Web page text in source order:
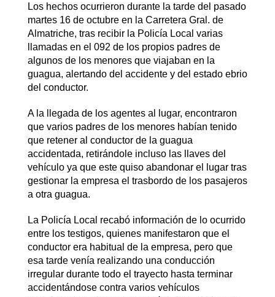
Los hechos ocurrieron durante la tarde del pasado
martes 16 de octubre en la Carretera Gral. de
Almatriche, tras recibir la Policía Local varias
llamadas en el 092 de los propios padres de
algunos de los menores que viajaban en la
guagua, alertando del accidente y del estado ebrio
del conductor.
A la llegada de los agentes al lugar, encontraron
que varios padres de los menores habían tenido
que retener al conductor de la guagua
accidentada, retirándole incluso las llaves del
vehículo ya que este quiso abandonar el lugar tras
gestionar la empresa el trasbordo de los pasajeros
a otra guagua.
La Policía Local recabó información de lo ocurrido
entre los testigos, quienes manifestaron que el
conductor era habitual de la empresa, pero que
esa tarde venía realizando una conducción
irregular durante todo el trayecto hasta terminar
accidentándose contra varios vehículos